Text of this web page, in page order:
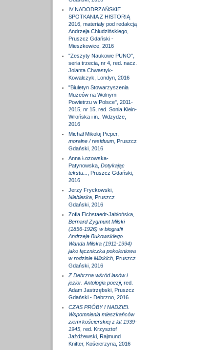
IV NADODRZAŃSKIE
SPOTKANIA Z HISTORIĄ
2016, materiały pod redakcją
Andrzeja Chludzińskiego,
Pruszcz Gdański -
Mieszkowice, 2016
"Zeszyty Naukowe PUNO",
seria trzecia, nr 4, red. nacz.
Jolanta Chwastyk-
Kowalczyk, Londyn, 2016
"Biuletyn Stowarzyszenia
Muzeów na Wolnym
Powietrzu w Polsce", 2011-
2015, nr 15, red. Sonia Klein-
Wrońska i in., Wdzydze,
2016
Michał Mikołaj Pieper,
moralne / residuum, Pruszcz
Gdański, 2016
Anna Łozowska-
Patynowska, Dotykając
tekstu...
, Pruszcz Gdański,
2016
Jerzy Fryckowski,
Niebieska, Pruszcz
Gdański, 2016
Zofia Eichstaedt-Jabłońska,
Bernard Zygmunt Milski
(1856-1926) w biografii
Andrzeja Bukowskiego.
Wanda Milska (1911-1994)
jako łączniczka pokoleniowa
w rodzinie Milskich, Pruszcz
Gdański, 2016
Z Debrzna wśród lasów i
jezior. Antologia poezji, red.
Adam Jastrzębski, Pruszcz
Gdański - Debrzno, 2016
CZAS PRÓBY I NADZIEI.
Wspomnienia mieszkańców
ziemi kościerskiej z lat 1939-
1945, red. Krzysztof
Jażdżewski, Rajmund
Knitter, Kościerzyna, 2016